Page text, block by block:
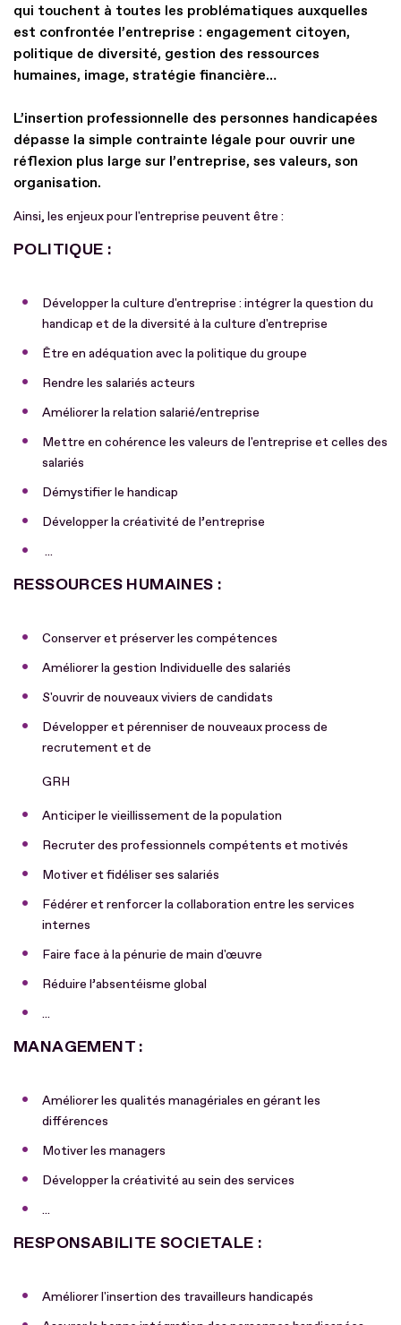
qui touchent à toutes les problématiques auxquelles
est confrontée l’entreprise : engagement citoyen,
politique de diversité, gestion des ressources
humaines, image, stratégie financière…
L’insertion professionnelle des personnes handicapées
dépasse la simple contrainte légale pour ouvrir une
réflexion plus large sur l’entreprise, ses valeurs, son
organisation.
Ainsi, les enjeux pour l'entreprise peuvent être :
POLITIQUE :
Développer la culture d'entreprise : intégrer la question du
handicap et de la diversité à la culture d'entreprise
Être en adéquation avec la politique du groupe
Rendre les salariés acteurs
Améliorer la relation salarié/entreprise
Mettre en cohérence les valeurs de l'entreprise et celles des
salariés
Démystifier le handicap
Développer la créativité de l’entreprise
...
RESSOURCES HUMAINES :
Conserver et préserver les compétences
Améliorer la gestion Individuelle des salariés
S'ouvrir de nouveaux viviers de candidats
Développer et pérenniser de nouveaux process de
recrutement et de
GRH
Anticiper le vieillissement de la population
Recruter des professionnels compétents et motivés
Motiver et fidéliser ses salariés
Fédérer et renforcer la collaboration entre les services
internes
Faire face à la pénurie de main d'œuvre
Réduire l’absentéisme global
...
MANAGEMENT :
Améliorer les qualités managériales en gérant les
différences
Motiver les managers
Développer la créativité au sein des services
...
RESPONSABILITE SOCIETALE :
Améliorer l'insertion des travailleurs handicapés